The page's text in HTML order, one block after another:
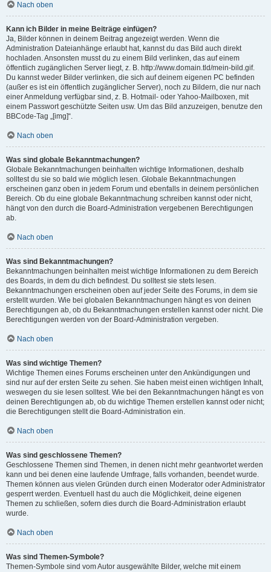
Nach oben
Kann ich Bilder in meine Beiträge einfügen?
Ja, Bilder können in deinem Beitrag angezeigt werden. Wenn die
Administration Dateianhänge erlaubt hat, kannst du das Bild auch direkt
hochladen. Ansonsten musst du zu einem Bild verlinken, das auf einem
öffentlich zugänglichen Server liegt, z. B. http://www.domain.tld/mein-bild.gif.
Du kannst weder Bilder verlinken, die sich auf deinem eigenen PC befinden
(außer es ist ein öffentlich zugänglicher Server), noch zu Bildern, die nur nach
einer Anmeldung verfügbar sind, z. B. Hotmail- oder Yahoo-Mailboxen, mit
einem Passwort geschützte Seiten usw. Um das Bild anzuzeigen, benutze den
BBCode-Tag „[img]“.
Nach oben
Was sind globale Bekanntmachungen?
Globale Bekanntmachungen beinhalten wichtige Informationen, deshalb
solltest du sie so bald wie möglich lesen. Globale Bekanntmachungen
erscheinen ganz oben in jedem Forum und ebenfalls in deinem persönlichen
Bereich. Ob du eine globale Bekanntmachung schreiben kannst oder nicht,
hängt von den durch die Board-Administration vergebenen Berechtigungen
ab.
Nach oben
Was sind Bekanntmachungen?
Bekanntmachungen beinhalten meist wichtige Informationen zu dem Bereich
des Boards, in dem du dich befindest. Du solltest sie stets lesen.
Bekanntmachungen erscheinen oben auf jeder Seite des Forums, in dem sie
erstellt wurden. Wie bei globalen Bekanntmachungen hängt es von deinen
Berechtigungen ab, ob du Bekanntmachungen erstellen kannst oder nicht. Die
Berechtigungen werden von der Board-Administration vergeben.
Nach oben
Was sind wichtige Themen?
Wichtige Themen eines Forums erscheinen unter den Ankündigungen und
sind nur auf der ersten Seite zu sehen. Sie haben meist einen wichtigen Inhalt,
weswegen du sie lesen solltest. Wie bei den Bekanntmachungen hängt es von
deinen Berechtigungen ab, ob du wichtige Themen erstellen kannst oder nicht;
die Berechtigungen stellt die Board-Administration ein.
Nach oben
Was sind geschlossene Themen?
Geschlossene Themen sind Themen, in denen nicht mehr geantwortet werden
kann und bei denen eine laufende Umfrage, falls vorhanden, beendet wurde.
Themen können aus vielen Gründen durch einen Moderator oder Administrator
gesperrt werden. Eventuell hast du auch die Möglichkeit, deine eigenen
Themen zu schließen, sofern dies durch die Board-Administration erlaubt
wurde.
Nach oben
Was sind Themen-Symbole?
Themen-Symbole sind vom Autor ausgewählte Bilder, welche mit einem